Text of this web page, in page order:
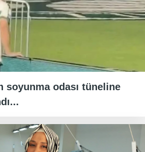
soyunma odası tüneline